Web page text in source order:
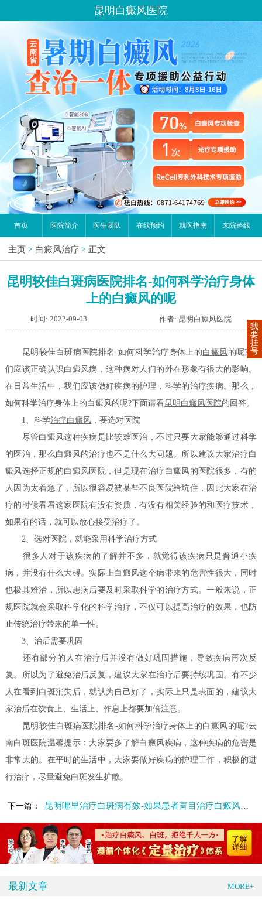
昆明白癜风医院
首页 医院简介 医生团队 在线预约 就医指南 来院路线
主页 > 白癜风治疗 > 正文
昆明较佳白斑病医院排名-如何科学治疗身体
上的白癜风的呢
时间: 2022-09-03 作者: 昆明白癜风医院
昆明较佳白斑病医院排名-如何科学治疗身体上的白癜风的呢?人
们应该正确认识白癜风病，这种病对人们的外在形象有很大的影响。
在日常生活中，我们应该做好疾病的护理，科学的治疗疾病。那么，
如何科学治疗身体上的白癜风的呢?下面请看昆明白癜风医院的回答。
1、科学治疗白癜风 ，要选对医院
尽管白癜风这种疾病是比较难医治，不过只要大家能够通过科学
的医治，那么白癜风的治疗也不是什么大问题。所以建议大家治疗白
癜风选择正规的白癜风医院，但是现在治疗白癜风的医院很多，有的
人因为太着急了，所以很容易被某些不良医院给坑住，因此大家在治
疗的时候看看这家医院有没有资质，有没有相关经验的和医疗技术，
如果有的话，就可以放心接受治疗了。
2、选对医院，就能采用科学治疗方式
很多人对于该疾病的了解并不多，就觉得该疾病只是普通小疾
病，并没有什么大碍。实际上白癜风这个病带来的危害性很大，同时
也极其难治，所以患病后要及时采取科学的治疗方式。一般来说，正
规医院就会采取科学化的科学治疗，不仅可以提高治疗的效果，也防
止传统治疗带来的单一性。
3、治后需要巩固
还有部分的人在治疗后并没有做好巩固措施，导致疾病再次反
复。所以为了避免治后反复，建议大家在治疗后要持续巩固。有不少
人在看到白斑消失后，就认为自己好了，实际上只是表面的，建议大
家治后在饮食上、生活上、作息上都要加倍注意。
昆明较佳白斑病医院排名-如何科学治疗身体上的白癜风的呢?云
南白斑医院温馨提示：大家要多了解白癜风疾病，这种疾病的危害是
非常大的。在平时的生活中，大家要做好疾病的护理工作，积极的进
行治疗，尽量避免白斑发生扩散。
下一篇： 昆明哪里治疗白斑病有效-如果患者盲目治疗白癜风会有什么后果
最新文章 MORE+
我
要
挂
号